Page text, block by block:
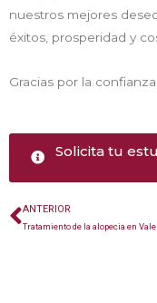
nuestros mejores
éxitos, prosperidad y
Gracias por la
Solicita tu
ANTERIOR
Tratamiento de la alopecia en